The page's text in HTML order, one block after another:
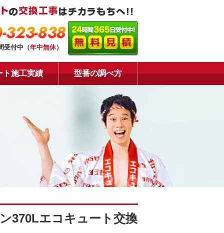
323-838
受付中（年中無休）
ト施工実績 型番の調べ方
370Lエコキュート交換